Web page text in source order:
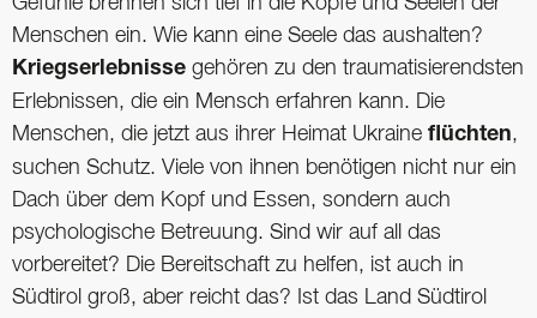
Menschen ein. Wie kann eine Seele das aushalten?
Kriegserlebnisse gehören zu den traumatisierendsten
Erlebnissen, die ein Mensch erfahren kann. Die
Menschen, die jetzt aus ihrer Heimat Ukraine flüchten,
suchen Schutz. Viele von ihnen benötigen nicht nur ein
Dach über dem Kopf und Essen, sondern auch
psychologische Betreuung. Sind wir auf all das
vorbereitet? Die Bereitschaft zu helfen, ist auch in
Südtirol groß, aber reicht das? Ist das Land Südtirol